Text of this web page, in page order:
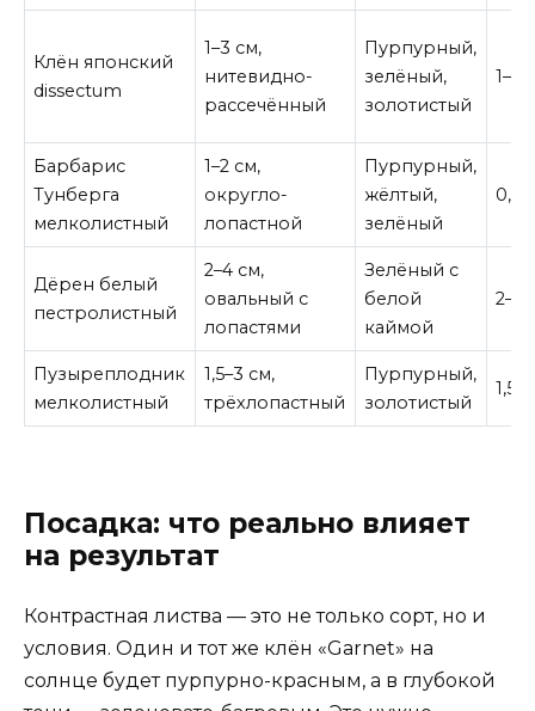
Клён японский
dissectum
1–3 см,
нитевидно-
рассечённый
Пурпурный,
зелёный,
золотистый
Барбарис
Тунберга
мелколистный
1–2 см,
округло-
лопастной
Пурпурный,
жёлтый,
зелёный
Дёрен белый
пестролистный
2–4 см,
овальный с
лопастями
Зелёный с
белой
каймой
2–3
Пузыреплодник
мелколистный
1,5–3 см,
трёхлопастный
Пурпурный,
золотистый
Посадка: что реально влияет
на результат
Контрастная листва — это не только сорт, но и
условия. Один и тот же клён «Garnet» на
солнце будет пурпурно-красным, а в глубокой